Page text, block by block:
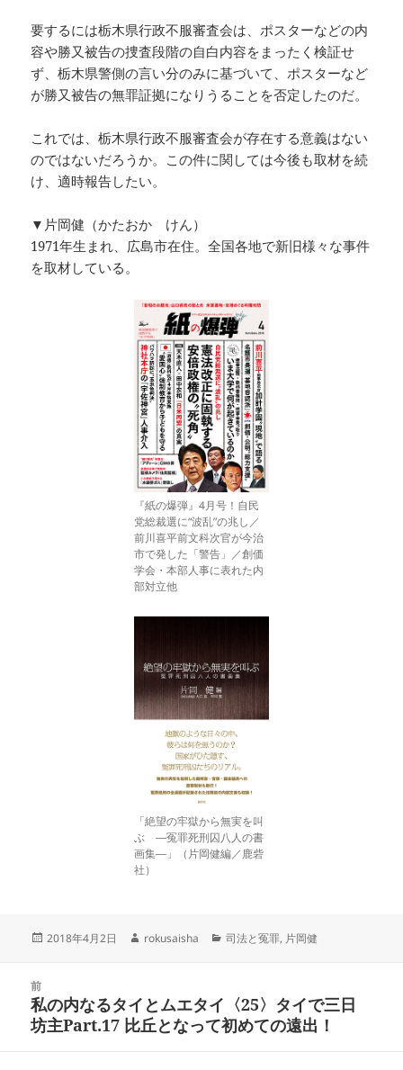
要するには栃木県行政不服審査会は、ポスターなどの内
容や勝又被告の捜査段階の自白内容をまったく検証せ
ず、栃木県警側の言い分のみに基づいて、ポスターなど
が勝又被告の無罪証拠になりうることを否定したのだ。
これでは、栃木県行政不服審査会が存在する意義はない
のではないだろうか。この件に関しては今後も取材を続
け、適時報告したい。
▼片岡健（かたおか けん）
1971年生まれ、広島市在住。全国各地で新旧様々な事件
を取材している。
『紙の爆弾』4月号！自民
党総裁選に“波乱”の兆し／
前川喜平前文科次官が今治
市で発した「警告」／創価
学会・本部人事に表れた内
部対立他
「絶望の牢獄から無実を叫
ぶ ―冤罪死刑囚八人の書
画集―」（片岡健編／鹿砦
社）
投
2018年4月2日
作
rokusaisha
カ
ー
司法と冤罪, 片岡健
前
前
の
私の内なるタイとムエタイ〈25〉タイで三日
坊主Part.17 比丘となって初めての遠出！